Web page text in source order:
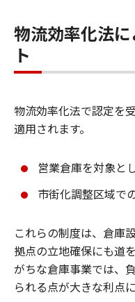
物流効率化法
ト
物流効率化法で認定を
適用されます。
営業倉庫を対象と
市街化調整区域で
これらの制度は、倉庫
拠点の立地確保にも道
がちな倉庫事業では、
られる点が大きな利点